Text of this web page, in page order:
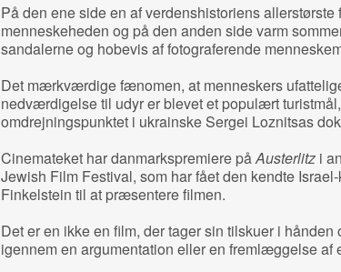
På den ene side en af verdenshistoriens allerstørste
menneskeheden og på den anden side varm
sandalerne og hobevis af fotograferende
Det mærkværdige fænomen, at menneskers
nedværdigelse til udyr er blevet et populært
omdrejningspunktet i ukrainske Sergei Loznitsas
Cinemateket har danmarkspremiere påAusterlitzi
Jewish Film Festival, som har fået den kendte
Finkelstein til at præsentere filmen.
Det er en ikke en film, der tager sin tilskuer i hånden
igennem en argumentation eller en fremlæggelse af